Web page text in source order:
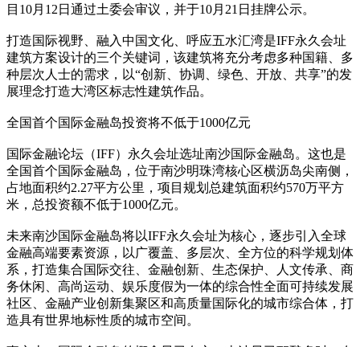
目10月12日通过土委会审议，并于10月21日挂牌公示。
打造国际视野、融入中国文化、呼应五水汇湾是IFF永久会址
建筑方案设计的三个关键词，该建筑将充分考虑多种国籍、多
种层次人士的需求，以“创新、协调、绿色、开放、共享”的发
展理念打造大湾区标志性建筑作品。
全国首个国际金融岛投资将不低于1000亿元
国际金融论坛（IFF）永久会址选址南沙国际金融岛。这也是
全国首个国际金融岛，位于南沙明珠湾核心区横沥岛尖南侧，
占地面积约2.27平方公里，项目规划总建筑面积约570万平方
米，总投资额不低于1000亿元。
未来南沙国际金融岛将以IFF永久会址为核心，逐步引入全球
金融高端要素资源，以广覆盖、多层次、全方位的科学规划体
系，打造集合国际交往、金融创新、生态保护、人文传承、商
务休闲、高尚运动、娱乐度假为一体的综合性全面可持续发展
社区、金融产业创新集聚区和高质量国际化的城市综合体，打
造具有世界地标性质的城市空间。